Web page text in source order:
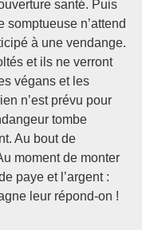
santé. Puis
somptueuse n’attend
à une vendange.
et ils ne verront
végans et les
n’est prévu pour
tombe
Au bout de
moment de monter
paye et l’argent :
leur répond-on !